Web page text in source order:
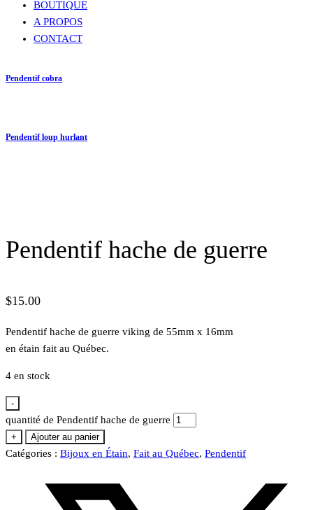
BOUTIQUE
A PROPOS
CONTACT
Pendentif cobra
Pendentif loup hurlant
Pendentif hache de guerre
$15.00
Pendentif hache de guerre viking de 55mm x 16mm
en étain fait au Québec.
4 en stock
-
quantité de Pendentif hache de guerre
+ Ajouter au panier
Catégories : Bijoux en Étain, Fait au Québec, Pendentif